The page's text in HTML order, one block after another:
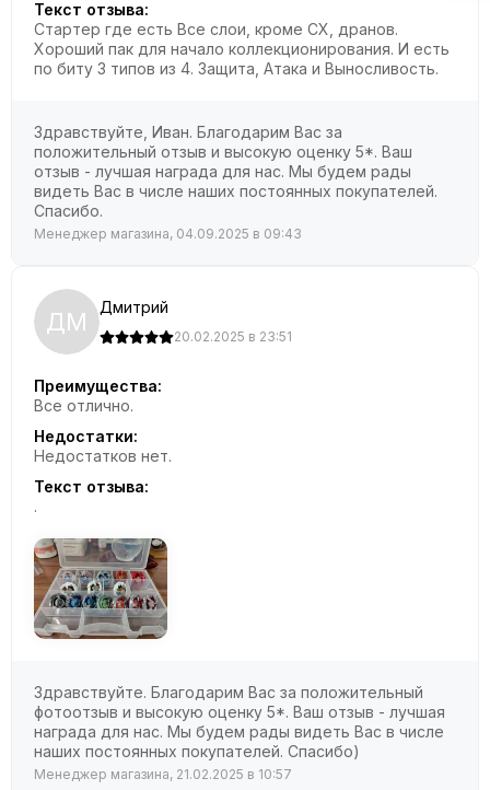
Текст отзыва:
Стартер где есть Все слои, кроме CX, дранов.
Хороший пак для начало коллекционирования. И есть
по биту 3 типов из 4. Защита, Атака и Выносливость.
Здравствуйте, Иван. Благодарим Вас за
положительный отзыв и высокую оценку 5*. Ваш
отзыв - лучшая награда для нас. Мы будем рады
видеть Вас в числе наших постоянных покупателей.
Спасибо.
Менеджер магазина, 04.09.2025 в 09:43
ДМ Дмитрий
20.02.2025 в 23:51
Преимущества:
Все отлично.
Недостатки:
Недостатков нет.
Текст отзыва:
.
Здравствуйте. Благодарим Вас за положительный
фотоотзыв и высокую оценку 5*. Ваш отзыв - лучшая
награда для нас. Мы будем рады видеть Вас в числе
наших постоянных покупателей. Спасибо)
Менеджер магазина, 21.02.2025 в 10:57